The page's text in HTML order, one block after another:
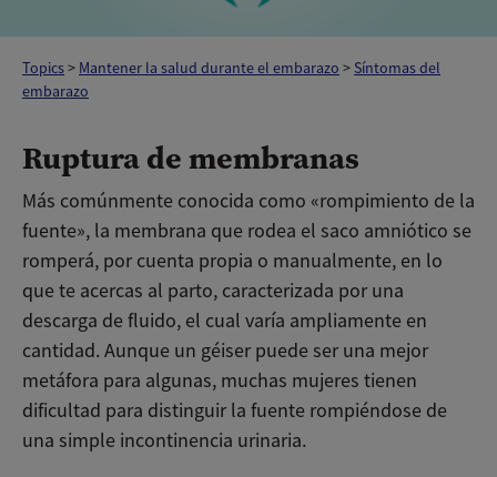
Topics> Mantener la salud durante el embarazo > Síntomas del
embarazo
Ruptura de membranas
Más comúnmente conocida como «rompimiento de la
fuente», la membrana que rodea el saco amniótico se
romperá, por cuenta propia o manualmente, en lo
que te acercas al parto, caracterizada por una
descarga de fluido, el cual varía ampliamente en
cantidad. Aunque un géiser puede ser una mejor
metáfora para algunas, muchas mujeres tienen
dificultad para distinguir la fuente rompiéndose de
una simple incontinencia urinaria.